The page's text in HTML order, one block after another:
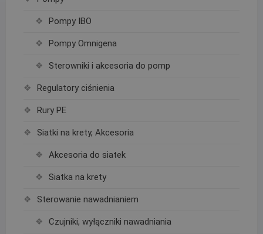
Pompy IBO
Pompy Omnigena
Sterowniki i akcesoria do pomp
Regulatory ciśnienia
Rury PE
Siatki na krety, Akcesoria
Akcesoria do siatek
Siatka na krety
Sterowanie nawadnianiem
Czujniki, wyłączniki nawadniania